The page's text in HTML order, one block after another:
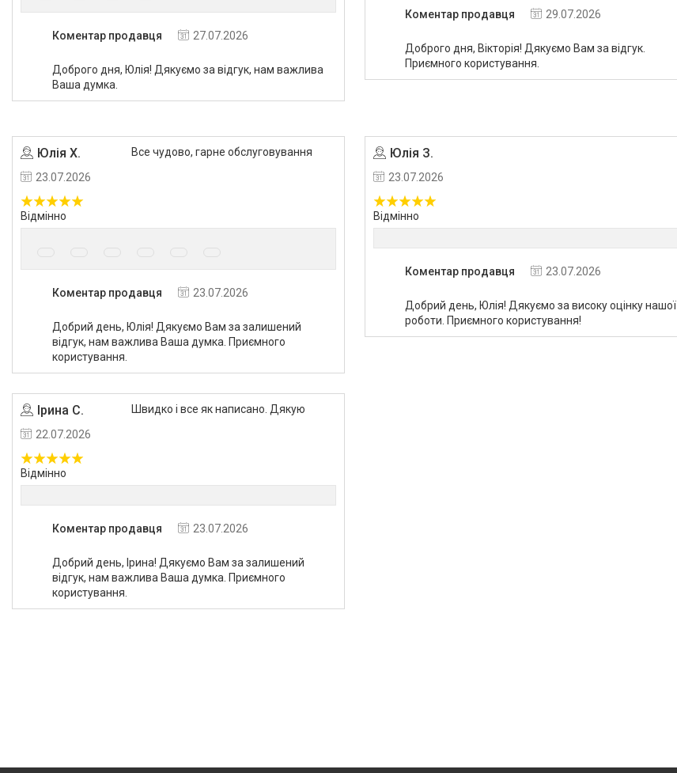
Коментар продавця 27.07.2026
Доброго дня, Юлія! Дякуємо за відгук, нам важлива
Ваша думка.
Коментар продавця 29.07.2026
Доброго дня, Вікторія! Дякуємо Вам за відгук.
Приємного користування.
Юлія Х.
23.07.2026
Відмінно
Все чудово, гарне обслуговування
Коментар продавця 23.07.2026
Добрий день, Юлія! Дякуємо Вам за залишений
відгук, нам важлива Ваша думка. Приємного
користування.
Юлія З.
23.07.2026
Відмінно
Коментар продавця 23.07.2026
Добрий день, Юлія! Дякуємо за високу оцінку нашої
роботи. Приємного користування!
Ірина С.
22.07.2026
Відмінно
Швидко і все як написано. Дякую
Коментар продавця 23.07.2026
Добрий день, Ірина! Дякуємо Вам за залишений
відгук, нам важлива Ваша думка. Приємного
користування.